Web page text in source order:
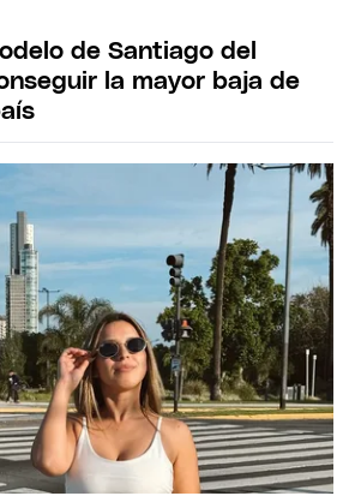
de Santiago del
la mayor baja de